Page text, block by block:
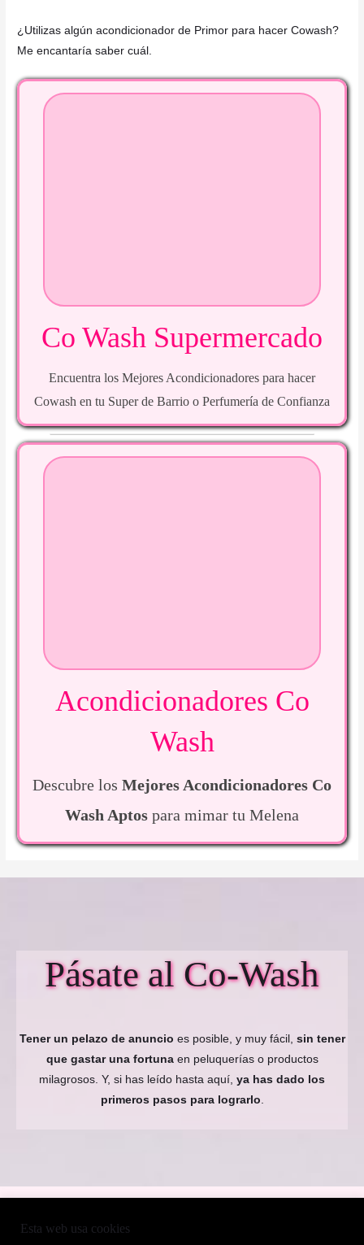
¿Utilizas algún acondicionador de Primor para hacer Cowash?
Me encantaría saber cuál.
Co Wash Supermercado
Encuentra los Mejores Acondicionadores para hacer
Cowash en tu Super de Barrio o Perfumería de Confianza
Acondicionadores Co
Wash
Descubre los Mejores Acondicionadores Co
Wash Aptos para mimar tu Melena
Pásate al Co-Wash
Tener un pelazo de anuncio es posible, y muy fácil, sin tener
que gastar una fortunaen peluquerías o productos
milagrosos. Y, si has leído hasta aquí, ya has dado los
primeros pasos para lograrlo
Esta web usa cookies